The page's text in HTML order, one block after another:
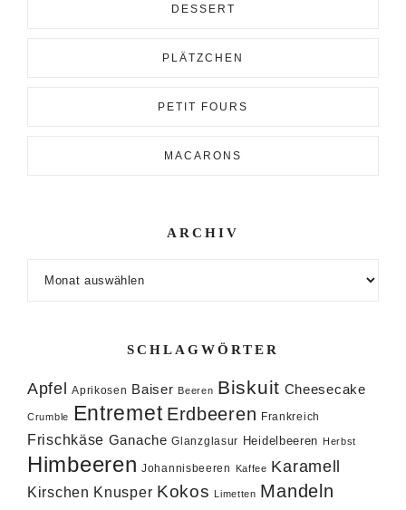
DESSERT
PLÄTZCHEN
PETIT FOURS
MACARONS
ARCHIV
SCHLAGWÖRTER
Apfel Aprikosen Baiser Beeren Biskuit Cheesecake
Crumble Entremet Erdbeeren Frankreich
Frischkäse Ganache Glanzglasur Heidelbeeren Herbst
Himbeeren Johannisbeeren Kaffee Karamell
Kirschen Knusper Kokos Limetten Mandeln